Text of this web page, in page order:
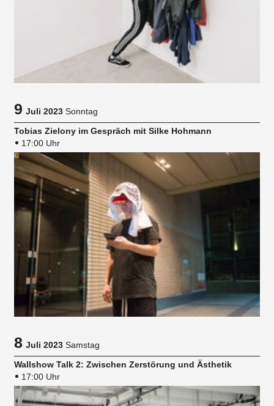
9Juli 2023 Sonntag
Tobias Zielony im Gespräch mit Silke Hohmann
17:00 Uhr
8Juli 2023 Samstag
Wallshow Talk 2: Zwischen Zerstörung und Ästhetik
17:00 Uhr